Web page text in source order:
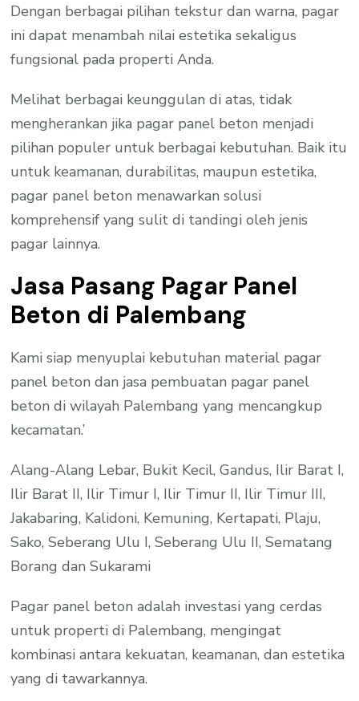
Dengan berbagai pilihan tekstur dan warna, pagar
ini dapat menambah nilai estetika sekaligus
fungsional pada properti Anda.
Melihat berbagai keunggulan di atas, tidak
mengherankan jika pagar panel beton menjadi
pilihan populer untuk berbagai kebutuhan. Baik itu
untuk keamanan, durabilitas, maupun estetika,
pagar panel beton menawarkan solusi
komprehensif yang sulit di tandingi oleh jenis
pagar lainnya.
Jasa Pasang Pagar Panel
Beton di Palembang
Kami siap menyuplai kebutuhan material pagar
panel beton dan jasa pembuatan pagar panel
beton di wilayah Palembang yang mencangkup
kecamatan.’
Alang-Alang Lebar, Bukit Kecil, Gandus, Ilir Barat I,
Ilir Barat II, Ilir Timur I, Ilir Timur II, Ilir Timur III,
Jakabaring, Kalidoni, Kemuning, Kertapati, Plaju,
Sako, Seberang Ulu I, Seberang Ulu II, Sematang
Borang dan Sukarami
Pagar panel beton adalah investasi yang cerdas
untuk properti di Palembang, mengingat
kombinasi antara kekuatan, keamanan, dan estetika
yang di tawarkannya.